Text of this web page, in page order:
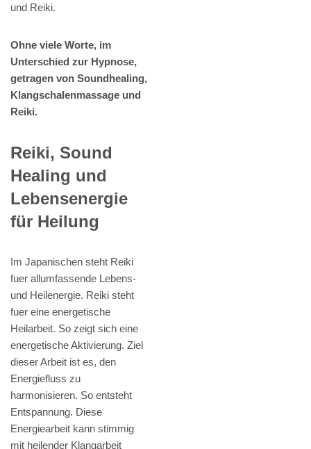
und Reiki.
Ohne viele Worte, im
Unterschied zur Hypnose,
getragen von Soundhealing,
Klangschalenmassage und
Reiki.
Reiki, Sound
Healing und
Lebensenergie
für Heilung
Im Japanischen steht Reiki
fuer allumfassende Lebens-
und Heilenergie. Reiki steht
fuer eine energetische
Heilarbeit. So zeigt sich eine
energetische Aktivierung. Ziel
dieser Arbeit ist es, den
Energiefluss zu
harmonisieren. So entsteht
Entspannung. Diese
Energiearbeit kann stimmig
mit heilender Klangarbeit